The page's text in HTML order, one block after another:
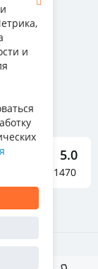
5.0
о нас 1470
и